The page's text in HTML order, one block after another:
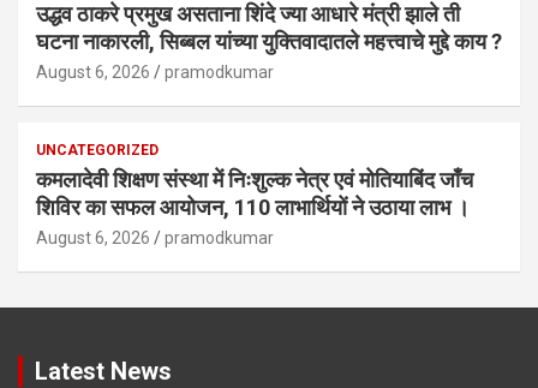
उद्धव ठाकरे प्रमुख असताना शिंदे ज्या आधारे मंत्री झाले ती
घटना नाकारली, सिब्बल यांच्या युक्तिवादातले महत्त्वाचे मुद्दे काय ?
August 6, 2026 pramodkumar
UNCATEGORIZED
कमलादेवी शिक्षण संस्था में निःशुल्क नेत्र एवं मोतियाबिंद जाँच
शिविर का सफल आयोजन, 110 लाभार्थियों ने उठाया लाभ ।
August 6, 2026 pramodkumar
Latest News